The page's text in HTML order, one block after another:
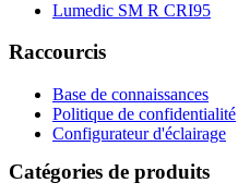
Lumedic SM R CRI95
Raccourcis
Base de connaissances
Politique de confidentialité
Configurateur d'éclairage
Catégories de produits